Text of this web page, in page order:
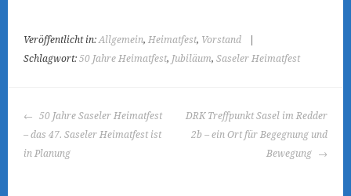
Veröffentlicht in:Allgemein,Heimatfest, Vorstand
Schlagwort:50 Jahre Heimatfest, Jubiläum,Saseler Heimatfest
BEITRAGS-
NAVIGATION
50 Jahre Saseler Heimatfest
– das 47. Saseler Heimatfest ist
in Planung
DRK Treffpunkt Sasel im Redder
2b – ein Ort für Begegnung und
Bewegung